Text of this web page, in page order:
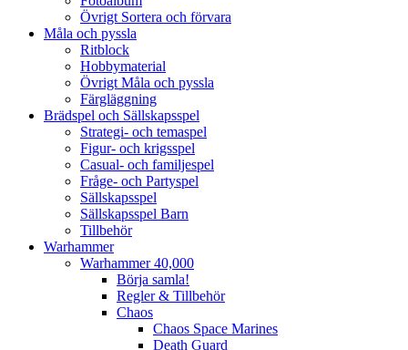
Övrigt Sortera och förvara
Måla och pyssla
Ritblock
Hobbymaterial
Övrigt Måla och pyssla
Färgläggning
Brädspel och Sällskapsspel
Strategi- och temaspel
Figur- och krigsspel
Casual- och familjespel
Fråge- och Partyspel
Sällskapsspel
Sällskapsspel Barn
Tillbehör
Warhammer
Warhammer 40,000
Börja samla!
Regler & Tillbehör
Chaos
Chaos Space Marines
Death Guard